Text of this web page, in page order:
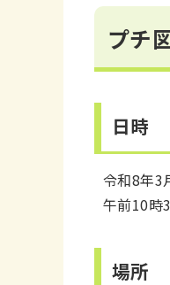
プチ
日時
令和8年3
午前10
場所